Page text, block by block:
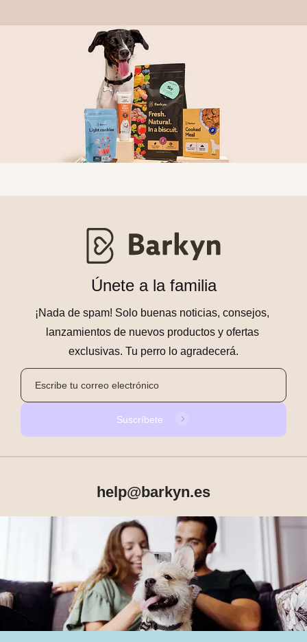
Únete a la familia
¡Nada de spam! Solo buenas noticias, consejos,
lanzamientos de nuevos productos y ofertas
exclusivas. Tu perro lo agradecerá.
Suscríbete
help@barkyn.es
Productos
Sobre Barkyn